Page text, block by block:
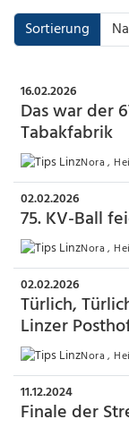
Sortierung
16.02.2026
Das war der
Tabakfabrik
Nora ,
02.02.2026
75. KV-Ball
Nora ,
02.02.2026
Türlich,
Linzer
Nora ,
11.12.2024
Finale der